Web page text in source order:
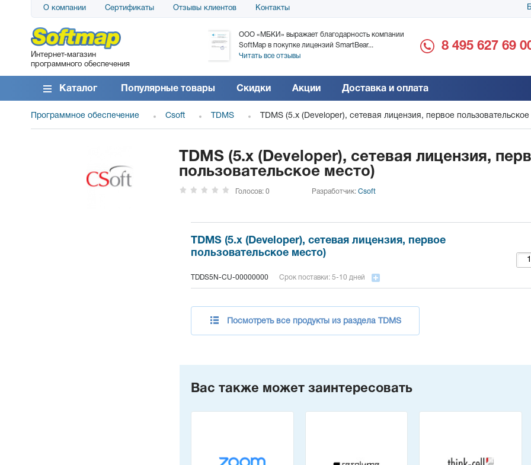
О компании Сертификаты Отзывы клиентов Контакты
Интернет-магазин
программного обеспечения
АО «АТС» благодарит компанию SoftMap за
поставку программного обеспечения SolarWinds
DameWare...
Читать все отзывы
ООО «МБКИ» выражает благодарность компании
SoftMap в покупке лицензий SmartBear...
Читать все отзывы
благодарность за
8 495 627 69
Каталог Популярные товары Скидки Акции Доставка и оплата
Программное обеспечение Csoft TDMS TDMS (5.x (Developer), сетевая лицензия, первое пользовательское
TDMS (5.x (Developer), сетевая лицензия,
пользовательское место)
Голосов: 0 Разработчик: Csoft
TDMS (5.x (Developer), сетевая лицензия, первое
пользовательское место)
TDDS5N-CU-00000000 Срок поставки: 5-10 дней
Посмотреть все продукты из раздела TDMS
Вас также может заинтересовать